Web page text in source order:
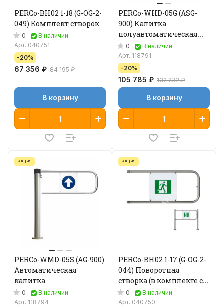
PERCo-BH02 1-18 (G-OG-2-
049) Комплект створок
0
В наличии
Арт. 040751
-20%
67 356 ₽ 84 195 ₽
В корзину
PERCo-WHD-05G (ASG-
900) Калитка
полуавтоматическая
900 мм
0
В наличии
Арт. 118791
-20%
105 785 ₽ 132 232 ₽
В корзину
АКЦИЯ
PERCo-WMD-05S (AG-900)
Автоматическая
калитка
0
В наличии
Арт. 118794
АКЦИЯ
PERCo-BH02 1-17 (G-OG-2-
044) Поворотная
створка (в комплекте со
стопорным
механизмом)
0
В наличии
Арт. 040750